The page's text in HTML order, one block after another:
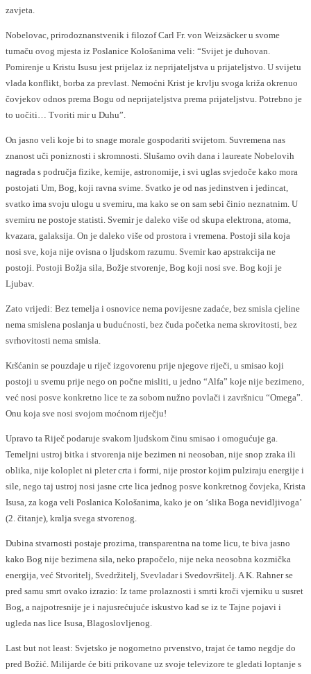
zavjeta.
Nobelovac, prirodoznanstvenik i filozof Carl Fr. von Weizsäcker u svome
tumaču ovog mjesta iz Poslanice Kološanima veli: “Svijet je duhovan.
Pomirenje u Kristu Isusu jest prijelaz iz neprijateljstva u prijateljstvo. U svijetu
vlada konflikt, borba za prevlast. Nemoćni Krist je krvlju svoga križa okrenuo
čovjekov odnos prema Bogu od neprijateljstva prema prijateljstvu. Potrebno je
to uočiti… Tvoriti mir u Duhu”.
On jasno veli koje bi to snage morale gospodariti svijetom. Suvremena nas
znanost uči poniznosti i skromnosti. Slušamo ovih dana i laureate Nobelovih
nagrada s područja fizike, kemije, astronomije, i svi uglas svjedoče kako mora
postojati Um, Bog, koji ravna svime. Svatko je od nas jedinstven i jedincat,
svatko ima svoju ulogu u svemiru, ma kako se on sam sebi činio neznatnim. U
svemiru ne postoje statisti. Svemir je daleko više od skupa elektrona, atoma,
kvazara, galaksija. On je daleko više od prostora i vremena. Postoji sila koja
nosi sve, koja nije ovisna o ljudskom razumu. Svemir kao apstrakcija ne
postoji. Postoji Božja sila, Božje stvorenje, Bog koji nosi sve. Bog koji je
Ljubav.
Zato vrijedi: Bez temelja i osnovice nema povijesne zadaće, bez smisla cjeline
nema smislena poslanja u budućnosti, bez čuda početka nema skrovitosti, bez
svrhovitosti nema smisla.
Kršćanin se pouzdaje u riječ izgovorenu prije njegove riječi, u smisao koji
postoji u svemu prije nego on počne misliti, u jedno “Alfa” koje nije bezimeno,
već nosi posve konkretno lice te za sobom nužno povlači i završnicu “Omega”.
Onu koja sve nosi svojom moćnom riječju!
Upravo ta Riječ podaruje svakom ljudskom činu smisao i omogućuje ga.
Temeljni ustroj bitka i stvorenja nije bezimen ni neosoban, nije snop zraka ili
oblika, nije koloplet ni pleter crta i formi, nije prostor kojim pulziraju energije i
sile, nego taj ustroj nosi jasne crte lica jednog posve konkretnog čovjeka, Krista
Isusa, za koga veli Poslanica Kološanima, kako je on ‘slika Boga nevidljivoga’
(2. čitanje), kralja svega stvorenog.
Dubina stvarnosti postaje prozirna, transparentna na tome licu, te biva jasno
kako Bog nije bezimena sila, neko prapočelo, nije neka neosobna kozmička
energija, već Stvoritelj, Svedržitelj, Svevladar i Svedovršitelj. A K. Rahner se
pred samu smrt ovako izrazio: Iz tame prolaznosti i smrti kroči vjerniku u susret
Bog, a najpotresnije je i najusrećujuće iskustvo kad se iz te Tajne pojavi i
ugleda nas lice Isusa, Blagoslovljenog.
Last but not least: Svjetsko je nogometno prvenstvo, trajat će tamo negdje do
pred Božić. Milijarde će biti prikovane uz svoje televizore te gledati loptanje s